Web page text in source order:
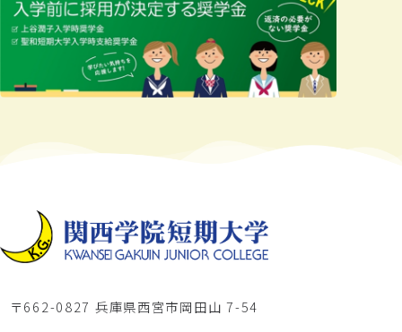
〒662-0827 兵庫県西宮市岡田山 7-54